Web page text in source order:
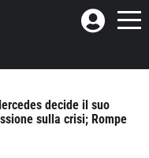
decide il suo
sulla crisi; Rompe